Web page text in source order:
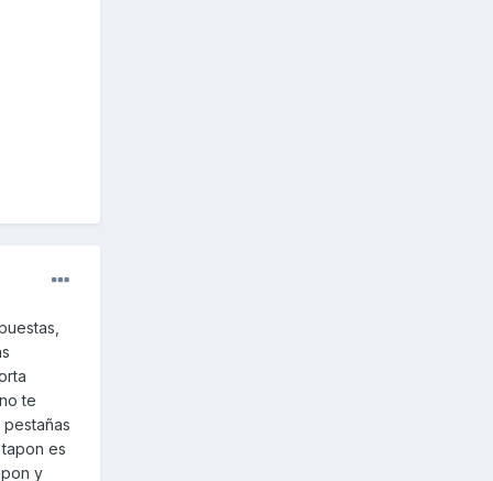
te
es
y